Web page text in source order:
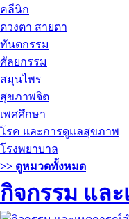
คลีนิก
ดวงตา สายตา
ทันตกรรม
ศัลยกรรม
สมุนไพร
สุขภาพจิต
เพศศึกษา
โรค และการดูแลสุขภาพ
โรงพยาบาล
>> ดูหมวดทั้งหมด
กิจกรรม แล